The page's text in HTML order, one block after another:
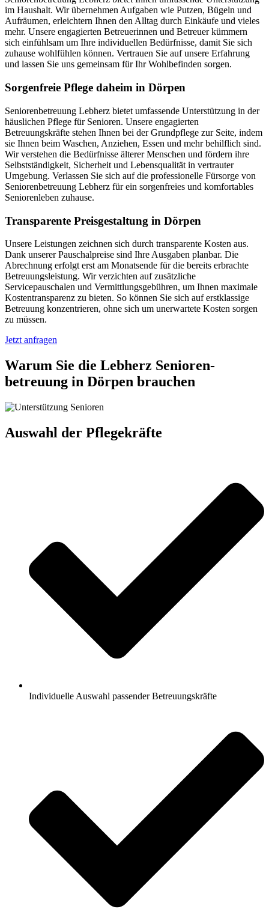
im Haushalt. Wir übernehmen Aufgaben wie Putzen, Bügeln und
Aufräumen, erleichtern Ihnen den Alltag durch Einkäufe und vieles
mehr. Unsere engagierten Betreuerinnen und Betreuer kümmern
sich einfühlsam um Ihre individuellen Bedürfnisse, damit Sie sich
zuhause wohlfühlen können. Vertrauen Sie auf unsere Erfahrung
und lassen Sie uns gemeinsam für Ihr Wohlbefinden sorgen.
Sorgenfreie Pflege daheim in Dörpen
Seniorenbetreuung Lebherz bietet umfassende Unterstützung in der
häuslichen Pflege für Senioren. Unsere engagierten
Betreuungskräfte stehen Ihnen bei der Grundpflege zur Seite, indem
sie Ihnen beim Waschen, Anziehen, Essen und mehr behilflich sind.
Wir verstehen die Bedürfnisse älterer Menschen und fördern ihre
Selbstständigkeit, Sicherheit und Lebensqualität in vertrauter
Umgebung. Verlassen Sie sich auf die professionelle Fürsorge von
Seniorenbetreuung Lebherz für ein sorgenfreies und komfortables
Seniorenleben zuhause.
Transparente Preisgestaltung in Dörpen
Unsere Leistungen zeichnen sich durch transparente Kosten aus.
Dank unserer Pauschalpreise sind Ihre Ausgaben planbar. Die
Abrechnung erfolgt erst am Monatsende für die bereits erbrachte
Betreuungsleistung. Wir verzichten auf zusätzliche
Servicepauschalen und Vermittlungsgebühren, um Ihnen maximale
Kostentransparenz zu bieten. So können Sie sich auf erstklassige
Betreuung konzentrieren, ohne sich um unerwartete Kosten sorgen
zu müssen.
Jetzt anfragen
Warum Sie die Lebherz Senioren­
betreuung in Dörpen brauchen
Auswahl der Pflegekräfte
Individuelle Auswahl passender Betreuungskräfte